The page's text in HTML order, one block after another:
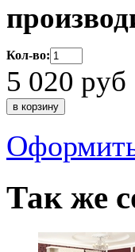
Кол-во:
5 020 руб
Так же